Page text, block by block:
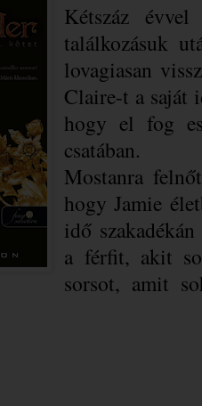
Kétszáz évvel
találkozásuk
lovagiasan
Claire-t a saját
hogy el fog
csatában.
Mostanra
hogy Jamie
idő
a férfit, akit
sorsot, amit